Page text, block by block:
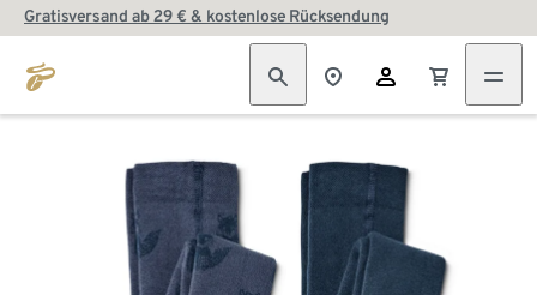
Gratisversand ab 29 € & kostenlose Rücksendung